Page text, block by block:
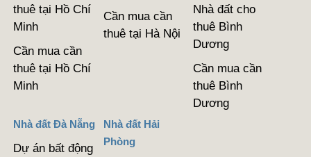
thuê tại Hồ Chí
Minh
Cần mua cần
thuê tại Hồ Chí
Minh
Cần mua cần
thuê tại Hà Nội
Nhà đất cho
thuê Bình
Dương
Cần mua cần
thuê Bình
Dương
Nhà đất Đà Nẵng
Dự án bất động
Nhà đất Hải
Phòng